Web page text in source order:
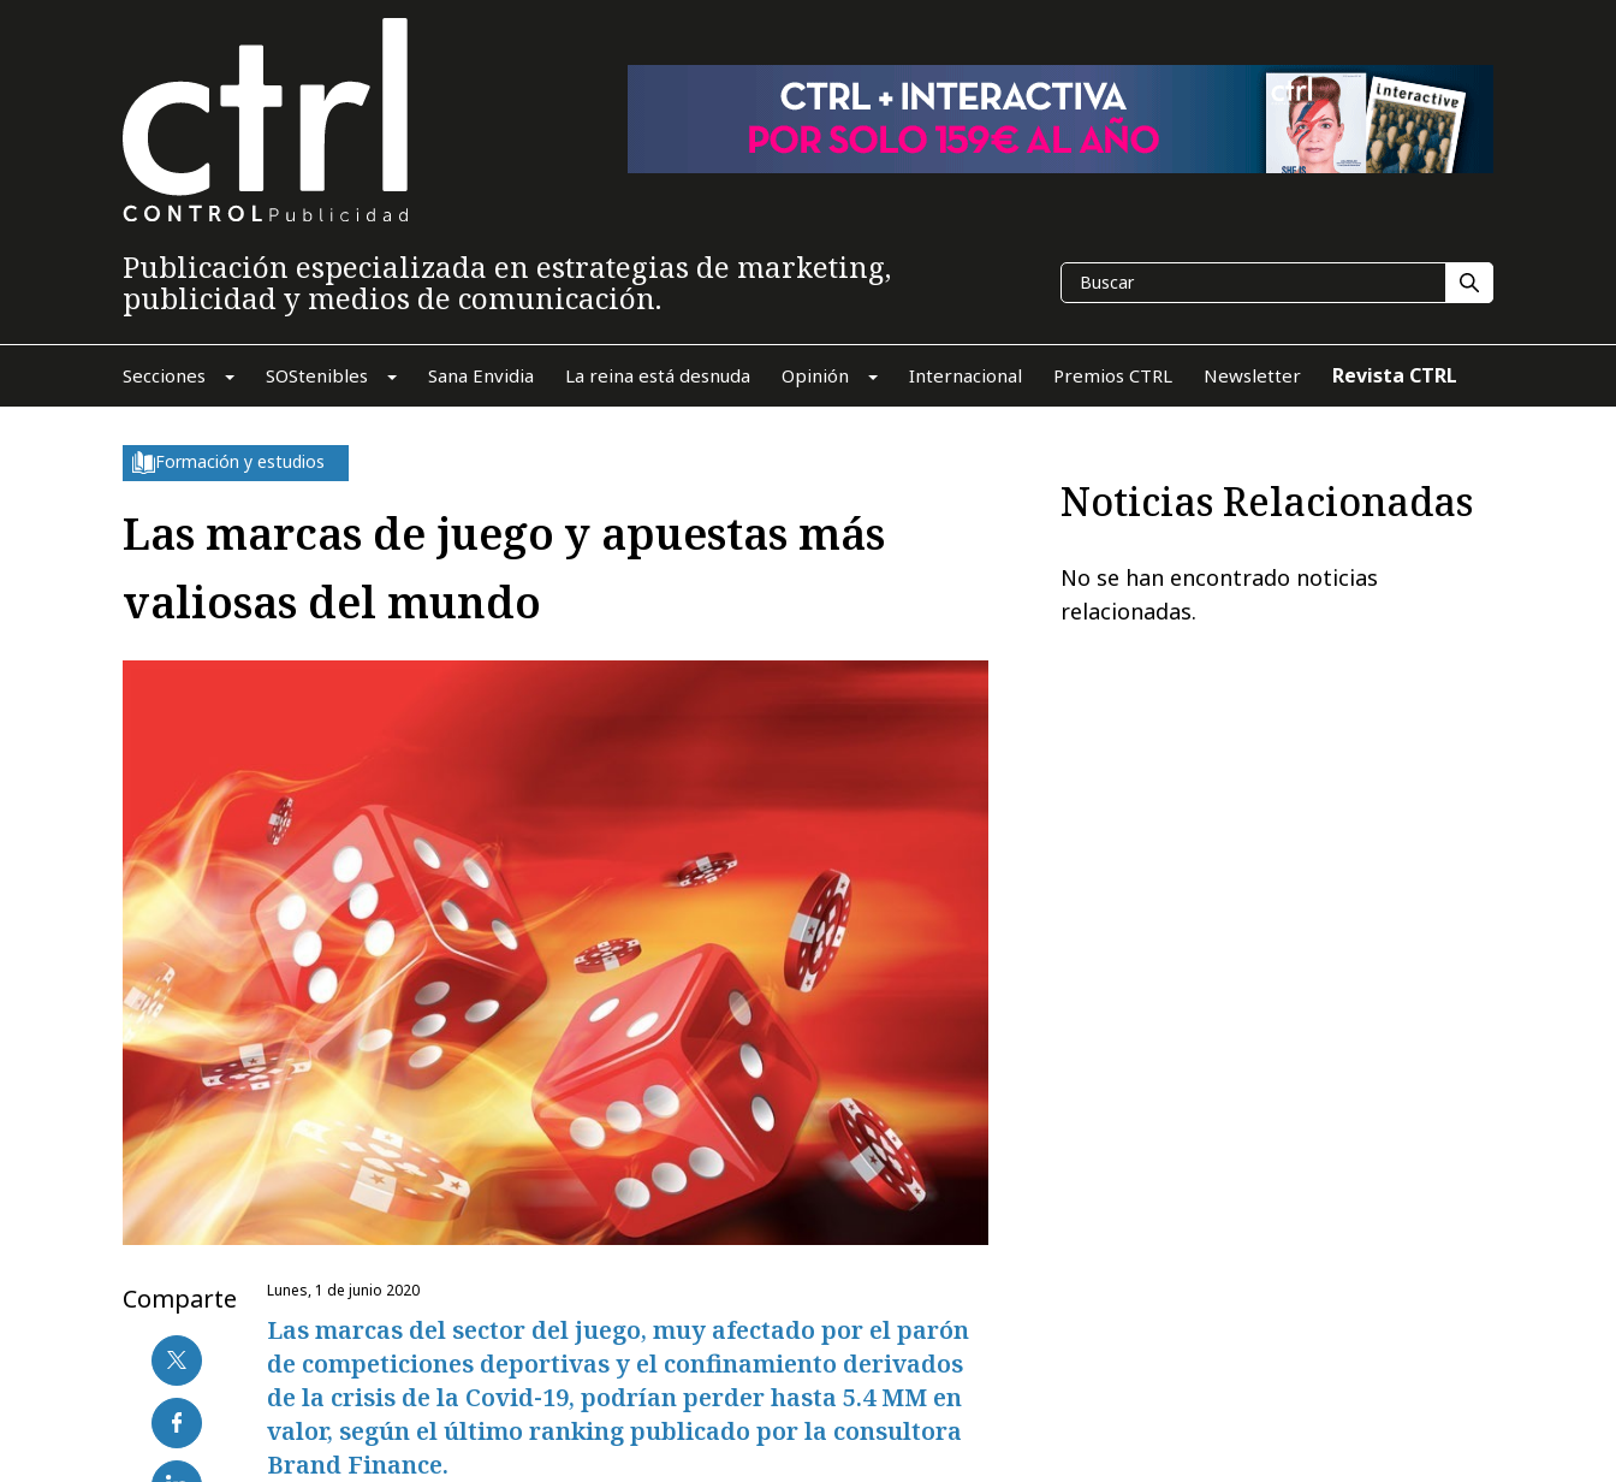
Publicación especializada en estrategias de marketing,
publicidad y medios de comunicación.
Secciones SOStenibles Sana Envidia La reina está desnuda Opinión Internacional Premios CTRL Newsletter Revista CTRL
Formación y estudios
Las marcas de juego y apuestas más
valiosas del mundo
Comparte lunes, 1 de junio 2020
Las marcas del sector del juego, muy afectado por el parón
de competiciones deportivas y el confinamiento derivados
de la crisis de la Covid-19, podrían perder hasta 5.4 MM en
valor, según el último ranking publicado por la consultora
Brand Finance.
Noticias Relacionadas
No se han encontrado noticias
relacionadas.